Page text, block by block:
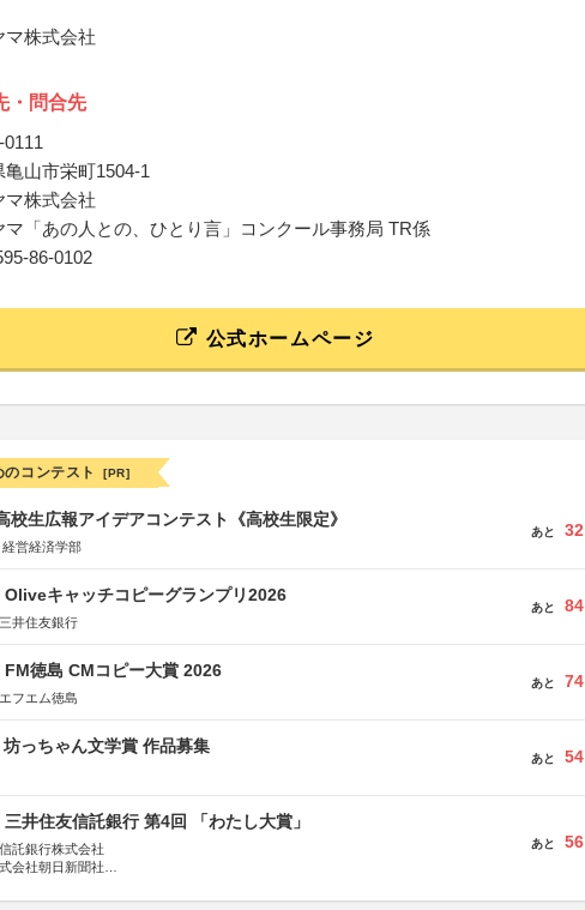
マ株式会社
・問合先
0111
亀山市栄町1504-1
マ株式会社
マ「あの人との、ひとり言」コンクール事務局 TR係
86-0102
公式ホームページ
のコンテスト [PR]
校生広報アイデアコンテスト《高校生限定》
営経済学部
あと 32
Oliveキャッチコピーグランプリ2026
井住友銀行
あと 84
FM徳島 CMコピー大賞 2026
フエム徳島
あと 74
っちゃん文学賞 作品募集
あと 54
三井住友信託銀行 第4回 「わたし大賞」
託銀行株式会社
会社朝日新聞社
あと 56